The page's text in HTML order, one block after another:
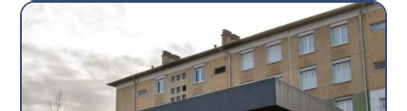
Découvrir